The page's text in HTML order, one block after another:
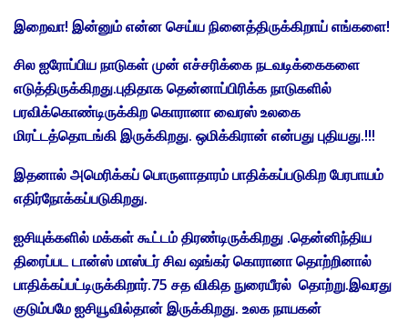
இறைவா! இன்னும் என்ன செய்ய நினைத்திருக்கிறாய் எங்களை!
சில ஐரோப்பிய நாடுகள் முன் எச்சரிக்கை நடவடிக்கைகளை
எடுத்திருக்கிறது.புதிதாக தென்னாப்பிரிக்க நாடுகளில்
பரவிக்கொண்டிருக்கிற கொரானா வைரஸ் உலகை
மிரட்டத்தொடங்கி இருக்கிறது. ஒமிக்கிரான் என்பது புதியது.!!!
இதனால் அமெரிக்கப் பொருளாதாரம் பாதிக்கப்படுகிற பேரபாயம்
எதிர்நோக்கப்படுகிறது.
ஐசியுக்களில் மக்கள் கூட்டம் திரண்டிருக்கிறது .தென்னிந்திய
திரைப்பட டான்ஸ் மாஸ்டர் சிவ ஷங்கர் கொரானா தொற்றினால்
பாதிக்கப்பட்டிருக்கிறார்.75 சத விகித நுரையீரல் தொற்று.இவரது
குடும்பமே ஐசியூவில்தான் இருக்கிறது. உலக நாயகன்